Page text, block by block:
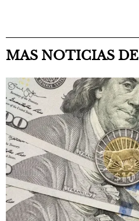
MAS NOTICIAS